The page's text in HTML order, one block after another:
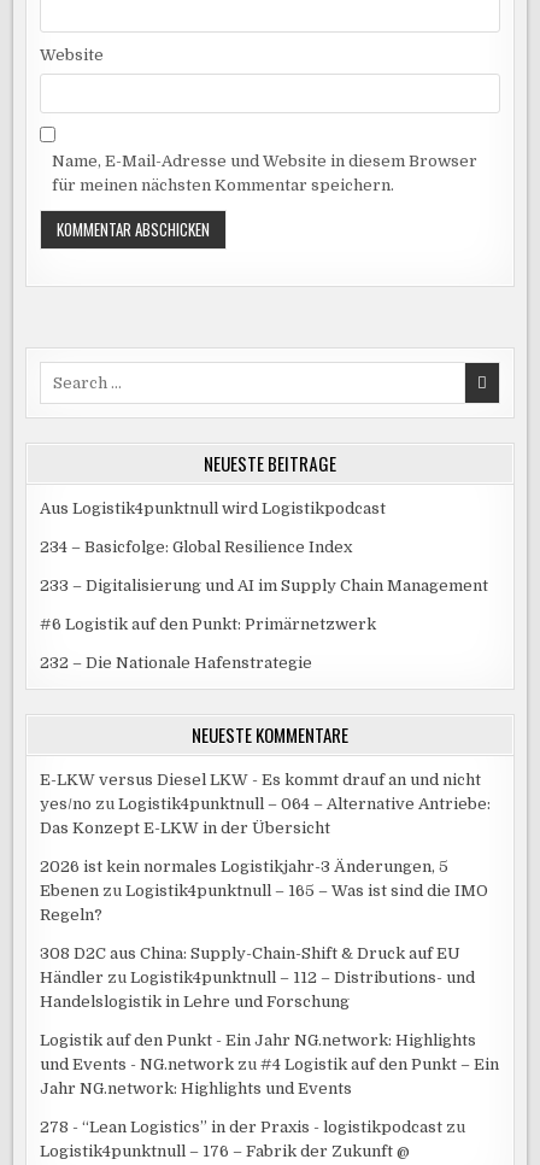
Website
Name, E-Mail-Adresse und Website in diesem Browser
für meinen nächsten Kommentar speichern.
NEUESTE BEITRÄGE
Aus Logistik4punktnull wird Logistikpodcast
234 – Basicfolge: Global Resilience Index
233 – Digitalisierung und AI im Supply Chain Management
#6 Logistik auf den Punkt: Primärnetzwerk
232 – Die Nationale Hafenstrategie
NEUESTE KOMMENTARE
E-LKW versus Diesel LKW - Es kommt drauf an und nicht
yes/no zuLogistik4punktnull – 064 – Alternative Antriebe:
Das Konzept E-LKW in der Übersicht
2026 ist kein normales Logistikjahr-3 Änderungen, 5
Ebenen zuLogistik4punktnull – 165 – Was ist sind die IMO
Regeln?
308 D2C aus China: Supply-Chain-Shift & Druck auf EU
Händler zuLogistik4punktnull – 112 – Distributions- und
Handelslogistik in Lehre und Forschung
Logistik auf den Punkt - Ein Jahr NG.network: Highlights
und Events - NG.network zu#4 Logistik auf den Punkt – Ein
Jahr NG.network: Highlights und Events
278 - “Lean Logistics” in der Praxis - logistikpodcast zu
Logistik4punktnull – 176 – Fabrik der Zukunft @